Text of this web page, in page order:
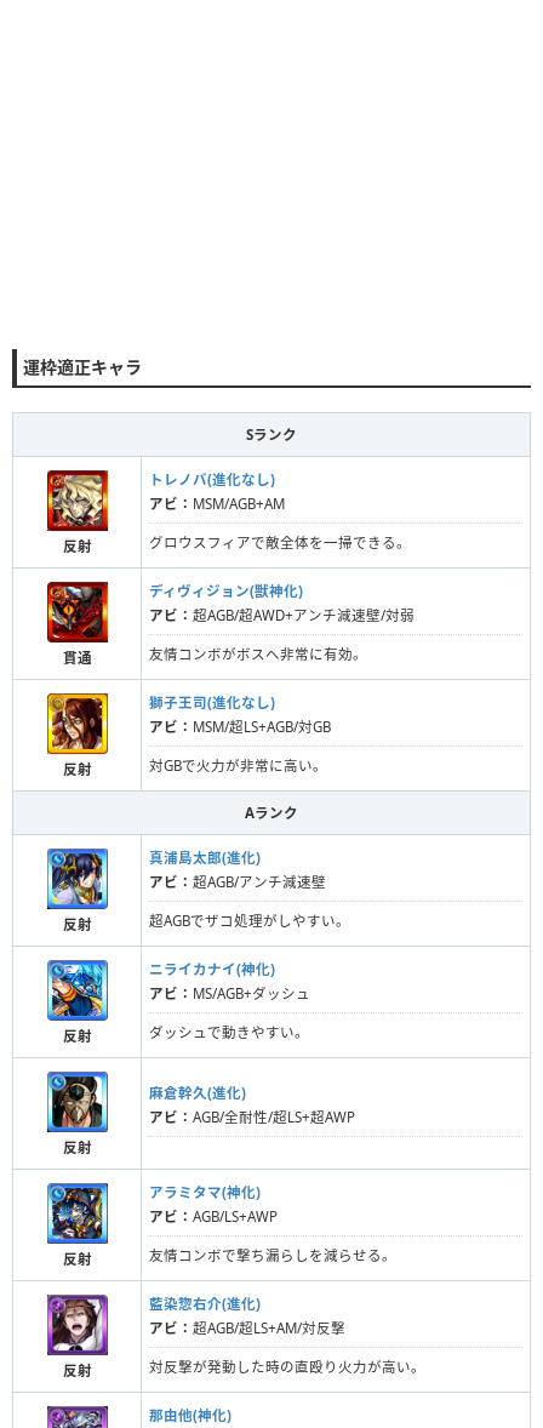
運枠適正キャラ
Sランク
反射
トレノバ(進化なし)
アビ： MSM/AGB+AM
グロウスフィアで敵全体を一掃できる。
貫通
ディヴィジョン(獣神化)
アビ： 超AGB/超AWD+アンチ減速壁/対弱
友情コンボがボスへ非常に有効。
反射
獅子王司(進化なし)
アビ： MSM/超LS+AGB/対GB
対GBで火力が非常に高い。
Aランク
反射
真浦島太郎(進化)
アビ： 超AGB/アンチ減速壁
超AGBでザコ処理がしやすい。
反射
ニライカナイ(神化)
アビ： MS/AGB+ダッシュ
ダッシュで動きやすい。
反射
麻倉幹久(進化)
アビ： AGB/全耐性/超LS+超AWP
反射
アラミタマ(神化)
アビ： AGB/LS+AWP
友情コンボで撃ち漏らしを減らせる。
反射
藍染惣右介(進化)
アビ： 超AGB/超LS+AM/対反撃
対反撃が発動した時の直殴り火力が高い。
那由他(神化)